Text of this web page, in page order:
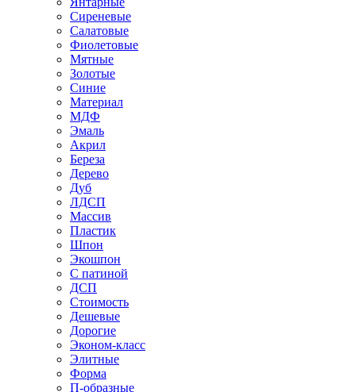
Сиреневые
Салатовые
Фиолетовые
Мятные
Золотые
Синие
Материал
МДФ
Эмаль
Акрил
Береза
Дерево
Дуб
ЛДСП
Массив
Пластик
Шпон
Экошпон
С патиной
ДСП
Стоимость
Дешевые
Дорогие
Эконом-класс
Элитные
Форма
П-образные